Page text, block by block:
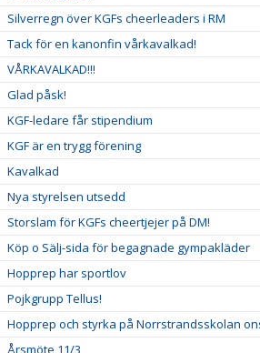
Silverregn över KGFs cheerleaders i RM
Tack för en kanonfin vårkavalkad!
VÅRKAVALKAD!!!
Glad påsk!
KGF-ledare får stipendium
KGF är en trygg förening
Kavalkad
Nya styrelsen utsedd
Storslam för KGFs cheertjejer på DM!
Köp o Sälj-sida för begagnade gympakläder
Hopprep har sportlov
Pojkgrupp Tellus!
Hopprep och styrka på Norrstrandsskolan
Årsmöte 11/3